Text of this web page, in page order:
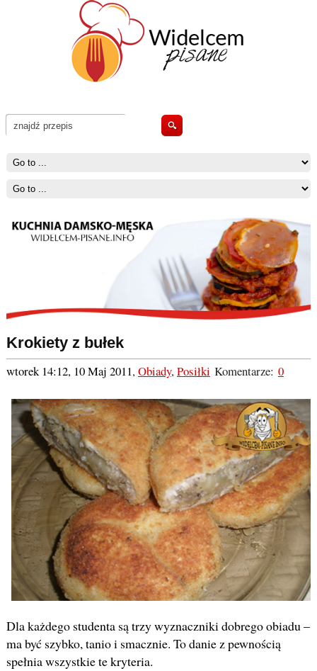
Krokiety z bułek
wtorek 14:12, 10 Maj 2011,Obiady,Posiłki Komentarze: 0
Dla każdego studenta są trzy wyznaczniki dobrego obiadu –
ma być szybko, tanio i smacznie. To danie z pewnością
spełnia wszystkie te kryteria.